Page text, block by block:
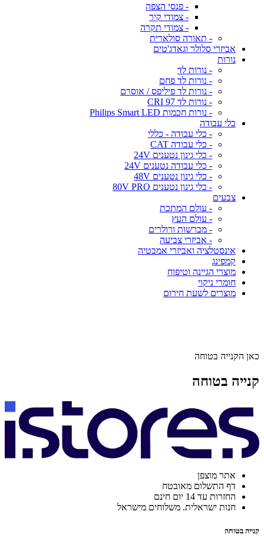
- פנסי הצפה
- צמודי קיר
- צמודי תקרה
- תאורה סולארית
אביזרי סלולר וגאדג'טים
נורות
- נורות לד
- נורות לד פחם
- נורות לד פיליפס / אוסרם
- נורות לד CRI 97
- נורות חכמות Philips Smart LED
כלי עבודה
- כלי עבודה - כללי
- כלי עבודה CAT
- כלי גינון נטענים 24V
- כלי עבודה נטענים 24V
- כלי גינון נטענים 48V
- כלי גינון נטענים 80V PRO
צבעים
- עולם המתכת
- עולם העץ
- מברשות ורולרים
- אביזרי צביעה
אינסטלציה ואביזרי אמבטיה
קמפינג
מוצרי הגיינה וטיפוח
חומרי ניקוי
מוצרים לשעת חירום
כאן הקנייה בטוחה
קנייה בטוחה
אתר מוצפן
דף התשלום מאובטח
החזרות עד 14 יום חינם
חנות ישראלית. משלוחים מישראל
קנייה בטוחה